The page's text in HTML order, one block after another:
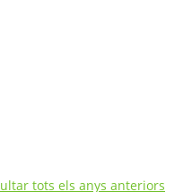
tots els anys anteriors